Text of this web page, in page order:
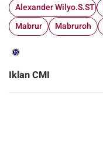
Alexander Wilyo.S.STP
Mabrur
Mabruroh
Iklan CMI